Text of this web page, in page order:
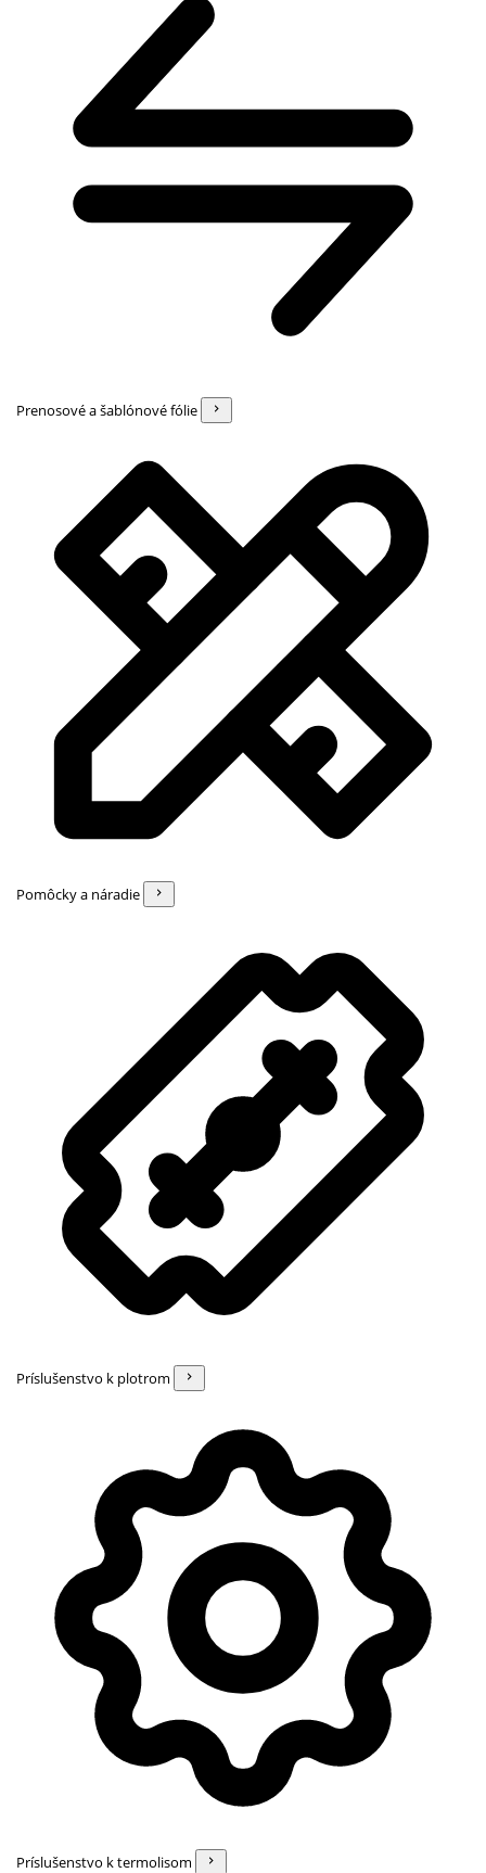
Prenosové a šablónové fólie
Pomôcky a náradie
Príslušenstvo k plotrom
Príslušenstvo k termolisom